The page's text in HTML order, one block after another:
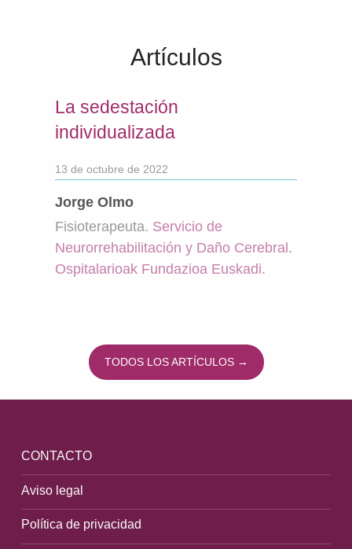
Artículos
La sedestación
individualizada
13 de octubre de 2022
Jorge Olmo
Fisioterapeuta. Servicio de
Neurorrehabilitación y Daño Cerebral.
Ospitalarioak Fundazioa Euskadi.
TODOS LOS ARTÍCULOS →
Volver a la navegación principal
CONTACTO
Aviso legal
Política de privacidad